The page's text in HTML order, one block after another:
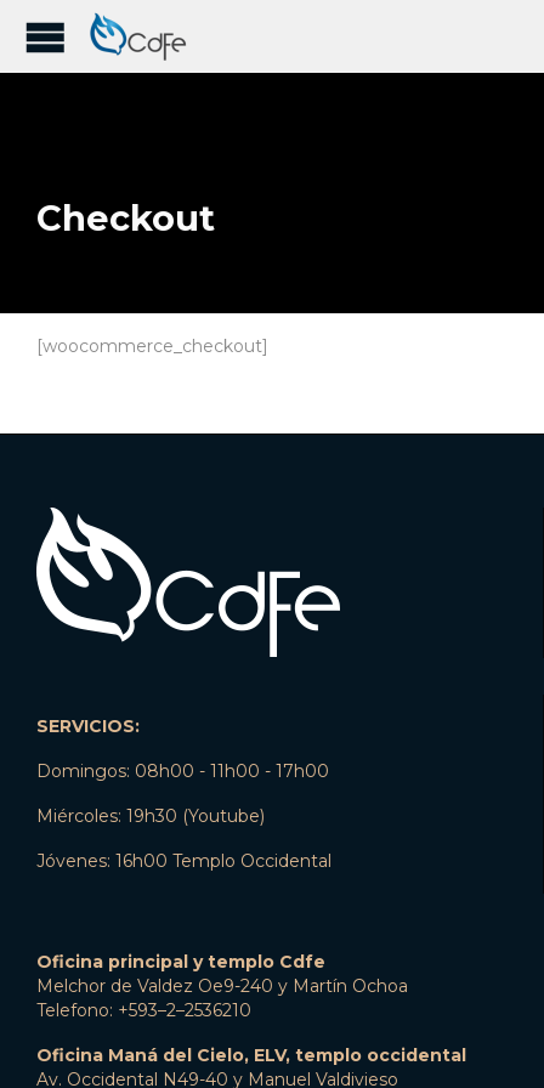
Checkout
[woocommerce_checkout]
SERVICIOS:
Domingos: 08h00 - 11h00 - 17h00
Miércoles: 19h30 (Youtube)
Jóvenes: 16h00 Templo Occidental
Oficina principal y templo Cdfe
Melchor de Valdez Oe9-240 y Martín Ochoa
Telefono: +593–2–2536210
Oficina Maná del Cielo, ELV, templo occidental
Av. Occidental N49-40 y Manuel Valdivieso